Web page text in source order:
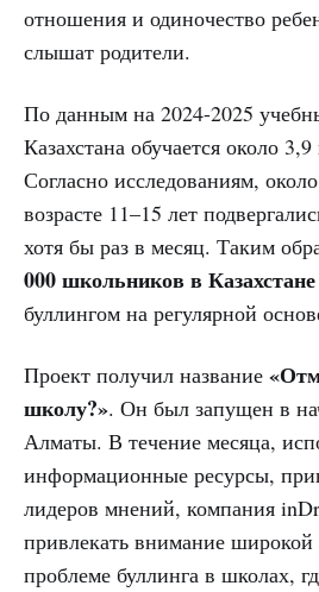
отношения и одиночество
слышат родители.
По данным на 2024-2025
Казахстана обучается около
Согласно исследованиям,
возрасте 11–15 лет
хотя бы раз в месяц. Таким
000 школьников в Казахстане
буллингом на регулярной
Проект получил название
школу?». Он был запущен в
Алматы. В течение месяца,
информационные ресурсы,
лидеров мнений, компания
привлекать внимание широкой
проблеме буллинга в школах,